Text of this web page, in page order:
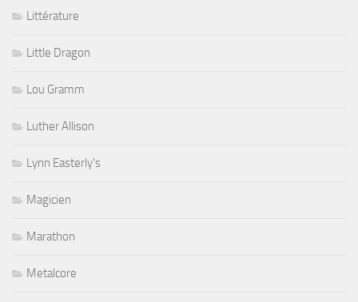
Littérature
Little Dragon
Lou Gramm
Luther Allison
Lynn Easterly's
Magicien
Marathon
Metalcore